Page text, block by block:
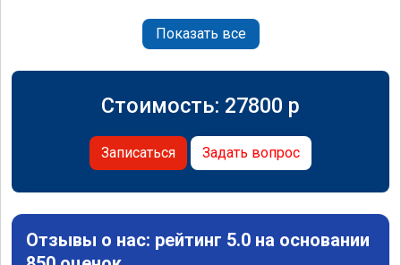
Показать все
Стоимость: 27800 p
Записаться Задать вопрос
Отзывы о нас: рейтинг 5.0 на основании